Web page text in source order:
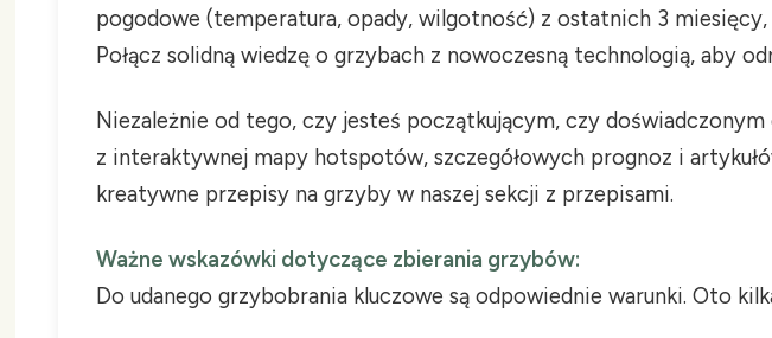
pogodowe (temperatura, opady, wilgotność) z ostatnich 3
Połącz solidną wiedzę o grzybach z nowoczesną technologią, aby
Niezależnie od tego, czy jesteś początkującym, czy
z interaktywnej mapy hotspotów, szczegółowych prognoz i
kreatywne przepisy na grzyby w naszej sekcji z przepisami.
Ważne wskazówki dotyczące zbierania grzybów:
Do udanego grzybobrania kluczowe są odpowiednie warunki. Oto